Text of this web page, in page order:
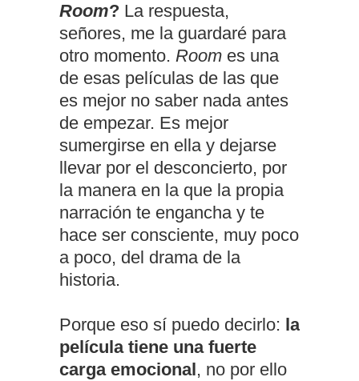
Room? La respuesta,
señores, me la guardaré para
otro momento. Room es una
de esas películas de las que
es mejor no saber nada antes
de empezar. Es mejor
sumergirse en ella y dejarse
llevar por el desconcierto, por
la manera en la que la propia
narración te engancha y te
hace ser consciente, muy poco
a poco, del drama de la
historia.
Porque eso sí puedo decirlo: la
película tiene una fuerte
carga emocional , no por ello